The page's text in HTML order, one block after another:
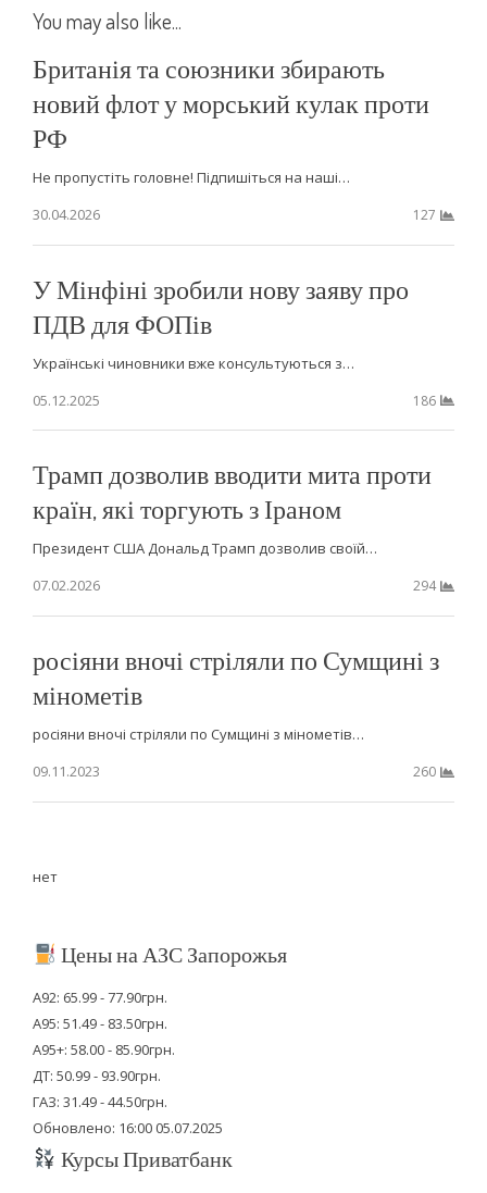
You may also like...
Британія та союзники збирають
новий флот у морський кулак проти
РФ
Не пропустіть головне! Підпишіться на наші…
30.04.2026
127
У Мінфіні зробили нову заяву про
ПДВ для ФОПів
Українські чиновники вже консультуються з…
05.12.2025
186
Трамп дозволив вводити мита проти
країн, які торгують з Іраном
Президент США Дональд Трамп дозволив своїй…
07.02.2026
294
росіяни вночі стріляли по Сумщині з
мінометів
росіяни вночі стріляли по Сумщині з мінометів…
09.11.2023
260
нет
Цены на АЗС Запорожья
А92: 65.99 - 77.90грн.
А95: 51.49 - 83.50грн.
А95+: 58.00 - 85.90грн.
ДТ: 50.99 - 93.90грн.
ГАЗ: 31.49 - 44.50грн.
Обновлено: 16:00 05.07.2025
Курсы Приватбанк